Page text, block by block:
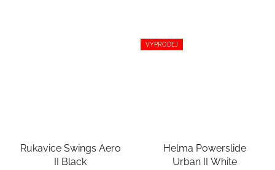
Rukavice Swings Aero
II Black
VÝPRODEJ
Helma Powerslide
Urban II White